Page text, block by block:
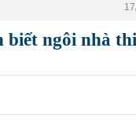
biết ngôi nhà